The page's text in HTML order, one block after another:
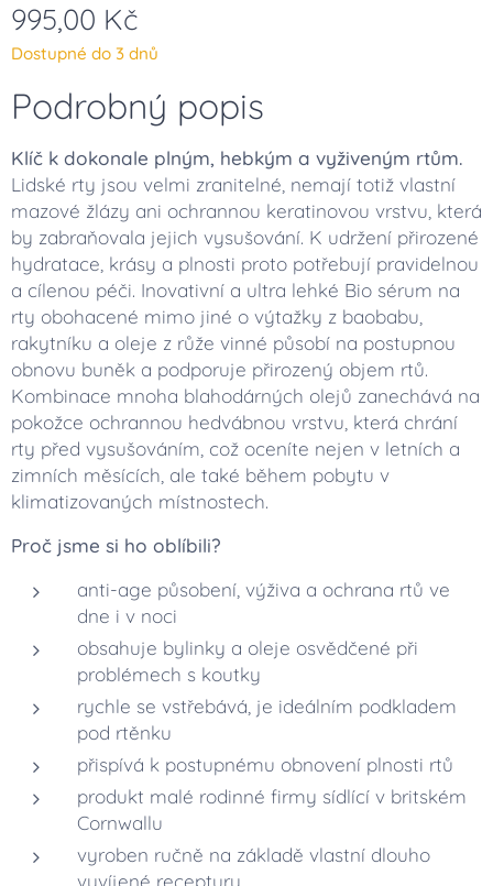
995,00 Kč
Dostupné do 3 dnů
Podrobný popis
Klíč k dokonale plným, hebkým a vyživeným rtům.
Lidské rty jsou velmi zranitelné, nemají totiž vlastní
mazové žlázy ani ochrannou keratinovou vrstvu, která
by zabraňovala jejich vysušování. K udržení přirozené
hydratace, krásy a plnosti proto potřebují pravidelnou
a cílenou péči. Inovativní a ultra lehké Bio sérum na
rty obohacené mimo jiné o výtažky z baobabu,
rakytníku a oleje z růže vinné působí na postupnou
obnovu buněk a podporuje přirozený objem rtů.
Kombinace mnoha blahodárných olejů zanechává na
pokožce ochrannou hedvábnou vrstvu, která chrání
rty před vysušováním, což oceníte nejen v letních a
zimních měsících, ale také během pobytu v
klimatizovaných místnostech.
Proč jsme si ho oblíbili?
anti-age působení, výživa a ochrana rtů ve
dne i v noci
obsahuje bylinky a oleje osvědčené při
problémech s koutky
rychle se vstřebává, je ideálním podkladem
pod rtěnku
přispívá k postupnému obnovení plnosti rtů
produkt malé rodinné firmy sídlící v britském
Cornwallu
vyroben ručně na základě vlastní dlouho
vyvíjené receptury